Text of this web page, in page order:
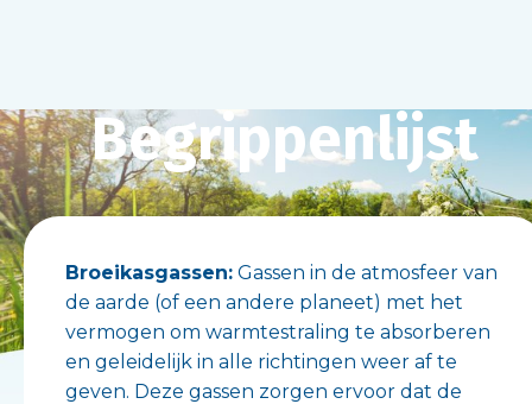
Begrippenlijst
Broeikasgassen: Gassen in de atmosfeer van
de aarde (of een andere planeet) met het
vermogen om warmtestraling te absorberen
en geleidelijk in alle richtingen weer af te
geven. Deze gassen zorgen ervoor dat de